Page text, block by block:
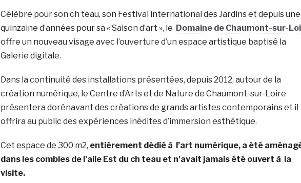
Célèbre pour son ch teau, son Festival international des Jardins et depuis une
quinzaine d’années pour sa « Saison d’art », le Domaine de Chaumont-sur-
offre un nouveau visage avec l’ouverture d’un espace artistique baptisé la
Galerie digitale.
Dans la continuité des installations présentées, depuis 2012, autour de la
création numérique, le Centre d’Arts et de Nature de Chaumont-sur-Loire
présentera dorénavant des créations de grands artistes contemporains et il
offrira au public des expériences inédites d’immersion esthétique.
Cet espace de 300 m2, entièrement dédié à l’art numérique, a été
dans les combles de l’aile Est du ch teau et n’avait jamais été ouvert à la
visite.